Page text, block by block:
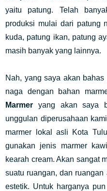
yaitu patung. Telah
produksi mulai dari patung
kuda, patung ikan, patung
masih banyak yang lainnya.
Nah, yang saya akan
naga dengan bahan
Marmer yang akan saya
unggulan diperusahaan
marmer lokal asli Kota
gunakan jenis marmer
kearah cream. Akan sangat
suatu ruangan, dan
estetik. Untuk harganya